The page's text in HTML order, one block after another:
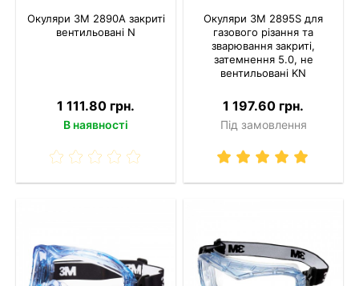
Окуляри 3M 2890A закриті
вентильовані N
1 111.80 грн.
В наявності
Окуляри 3M 2895S для
газового різання та
зварювання закриті,
затемнення 5.0, не
вентильовані KN
1 197.60 грн.
Під замовлення